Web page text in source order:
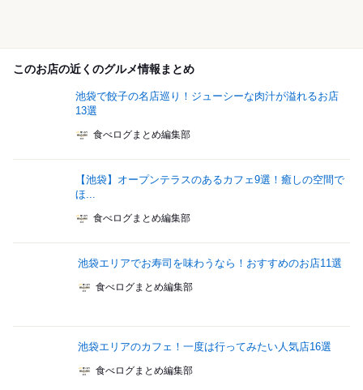
このお店の近くのグルメ情報まとめ
池袋で餃子の名店巡り！ジューシーな肉汁が溢れるお店
13選
食べログまとめ編集部
【池袋】オープンテラスのあるカフェ9選！癒しの空間で
ほ...
食べログまとめ編集部
池袋エリアでお寿司を味わうなら！おすすめのお店11選
食べログまとめ編集部
池袋エリアのカフェ！一度は行ってみたい人気店16選
食べログまとめ編集部